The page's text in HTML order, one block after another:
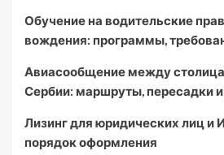
Обучение на водительские
вождения: программы,
Авиасообщение между
Сербии: маршруты, пересадки
Лизинг для юридических лиц и
порядок оформления